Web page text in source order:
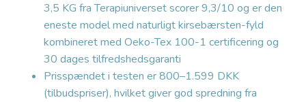
3,5 KG fra Terapiuniverset scorer 9,3/10 og er den
eneste model med naturligt kirsebærsten-fyld
kombineret med Oeko-Tex 100-1 certificering og
30 dages tilfredshedsgaranti
Prisspændet i testen er 800–1.599 DKK
(tilbudspriser), hvilket giver god spredning fra